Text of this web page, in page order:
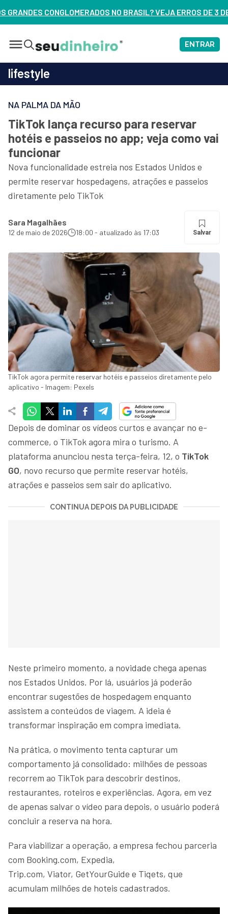
NO BRASIL? VEJA ERROS DE 3 DELES – ASSISTA AGORA
ENTRAR
lifestyle
NA PALMA DA MÃO
TikTok lança recurso para reservar
hotéis e passeios no app; veja como vai
funcionar
Nova funcionalidade estreia nos Estados Unidos e
permite reservar hospedagens, atrações e passeios
diretamente pelo TikTok
Sara Magalhães
12 de maio de 2026 18:00 - atualizado às 17:03 Salvar
TikTok agora permite reservar hotéis e passeios diretamente pelo
aplicativo - Imagem: Pexels
Depois de dominar os vídeos curtos e avançar no e-
commerce, o TikTok agora mira o turismo. A
plataforma anunciou nesta terça-feira, 12, o TikTok
GO, novo recurso que permite reservar hotéis,
atrações e passeios sem sair do aplicativo.
CONTINUA DEPOIS DA PUBLICIDADE
Neste primeiro momento, a novidade chega apenas
nos Estados Unidos. Por lá, usuários já poderão
encontrar sugestões de hospedagem enquanto
assistem a conteúdos de viagem. A ideia é
transformar inspiração em compra imediata.
Na prática, o movimento tenta capturar um
comportamento já consolidado: milhões de pessoas
recorrem ao TikTok para descobrir destinos,
restaurantes, roteiros e experiências. Agora, em vez
de apenas salvar o vídeo para depois, o usuário poderá
concluir a reserva na hora.
Para viabilizar a operação, a empresa fechou parceria
com Booking.com, Expedia,
Trip.com, Viator, GetYourGuide e Tiqets, que
acumulam milhões de hoteis cadastrados.